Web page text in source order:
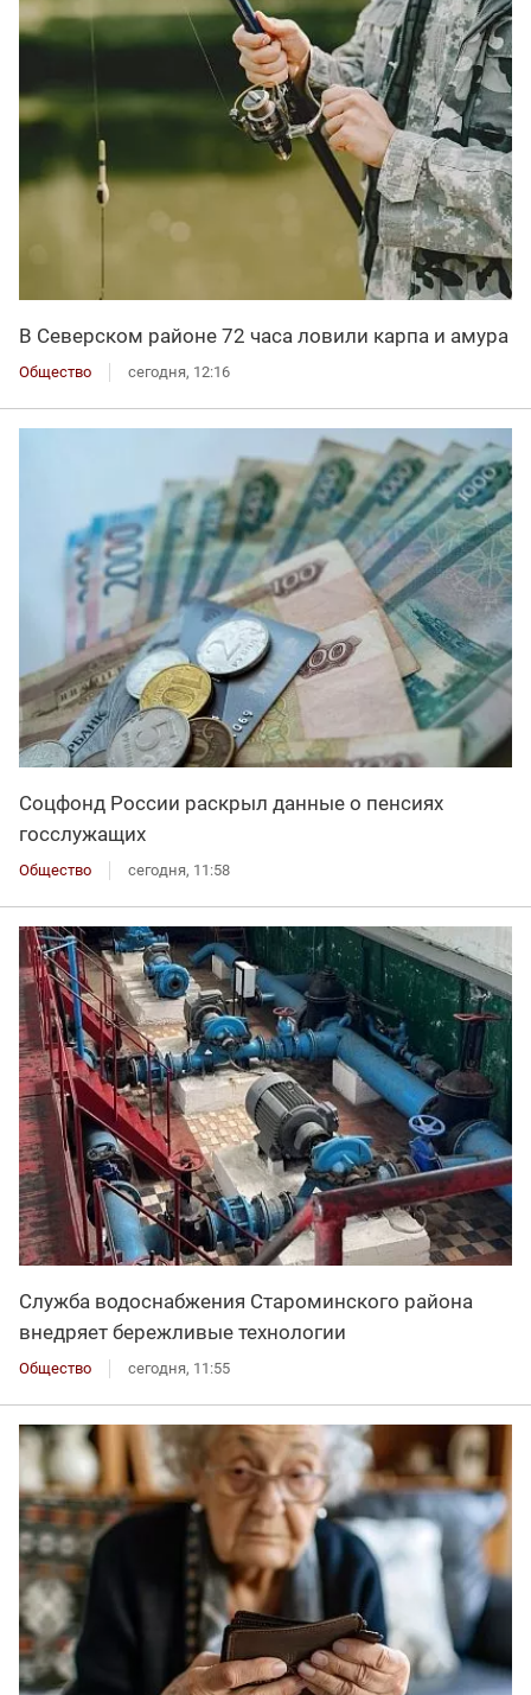
В Северском районе 72 часа ловили карпа и амура
Общество сегодня, 12:16
Соцфонд России раскрыл данные о пенсиях
госслужащих
Общество сегодня, 11:58
Служба водоснабжения Староминского района
внедряет бережливые технологии
Общество сегодня, 11:55